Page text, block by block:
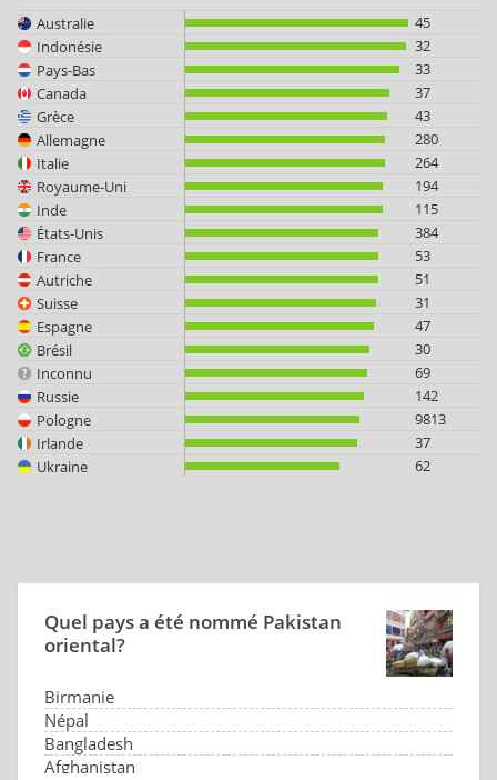
Australie
45
Indonésie
32
Pays-Bas
33
Canada
37
Grèce
43
Allemagne
280
Italie
264
Royaume-Uni
194
Inde
115
États-Unis
384
France
53
Autriche
51
Suisse
31
Espagne
47
Brésil
30
Inconnu
69
Russie
142
Pologne
9813
Irlande
37
Ukraine
62
Quel pays a été nommé Pakistan
oriental?
Birmanie
Népal
Bangladesh
Afghanistan